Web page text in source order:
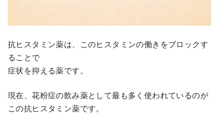
抗ヒスタミン薬は、このヒスタミンの働きをブロックす
ることで
症状を抑える薬です。
現在、花粉症の飲み薬として最も多く使われているのが
この抗ヒスタミン薬です。